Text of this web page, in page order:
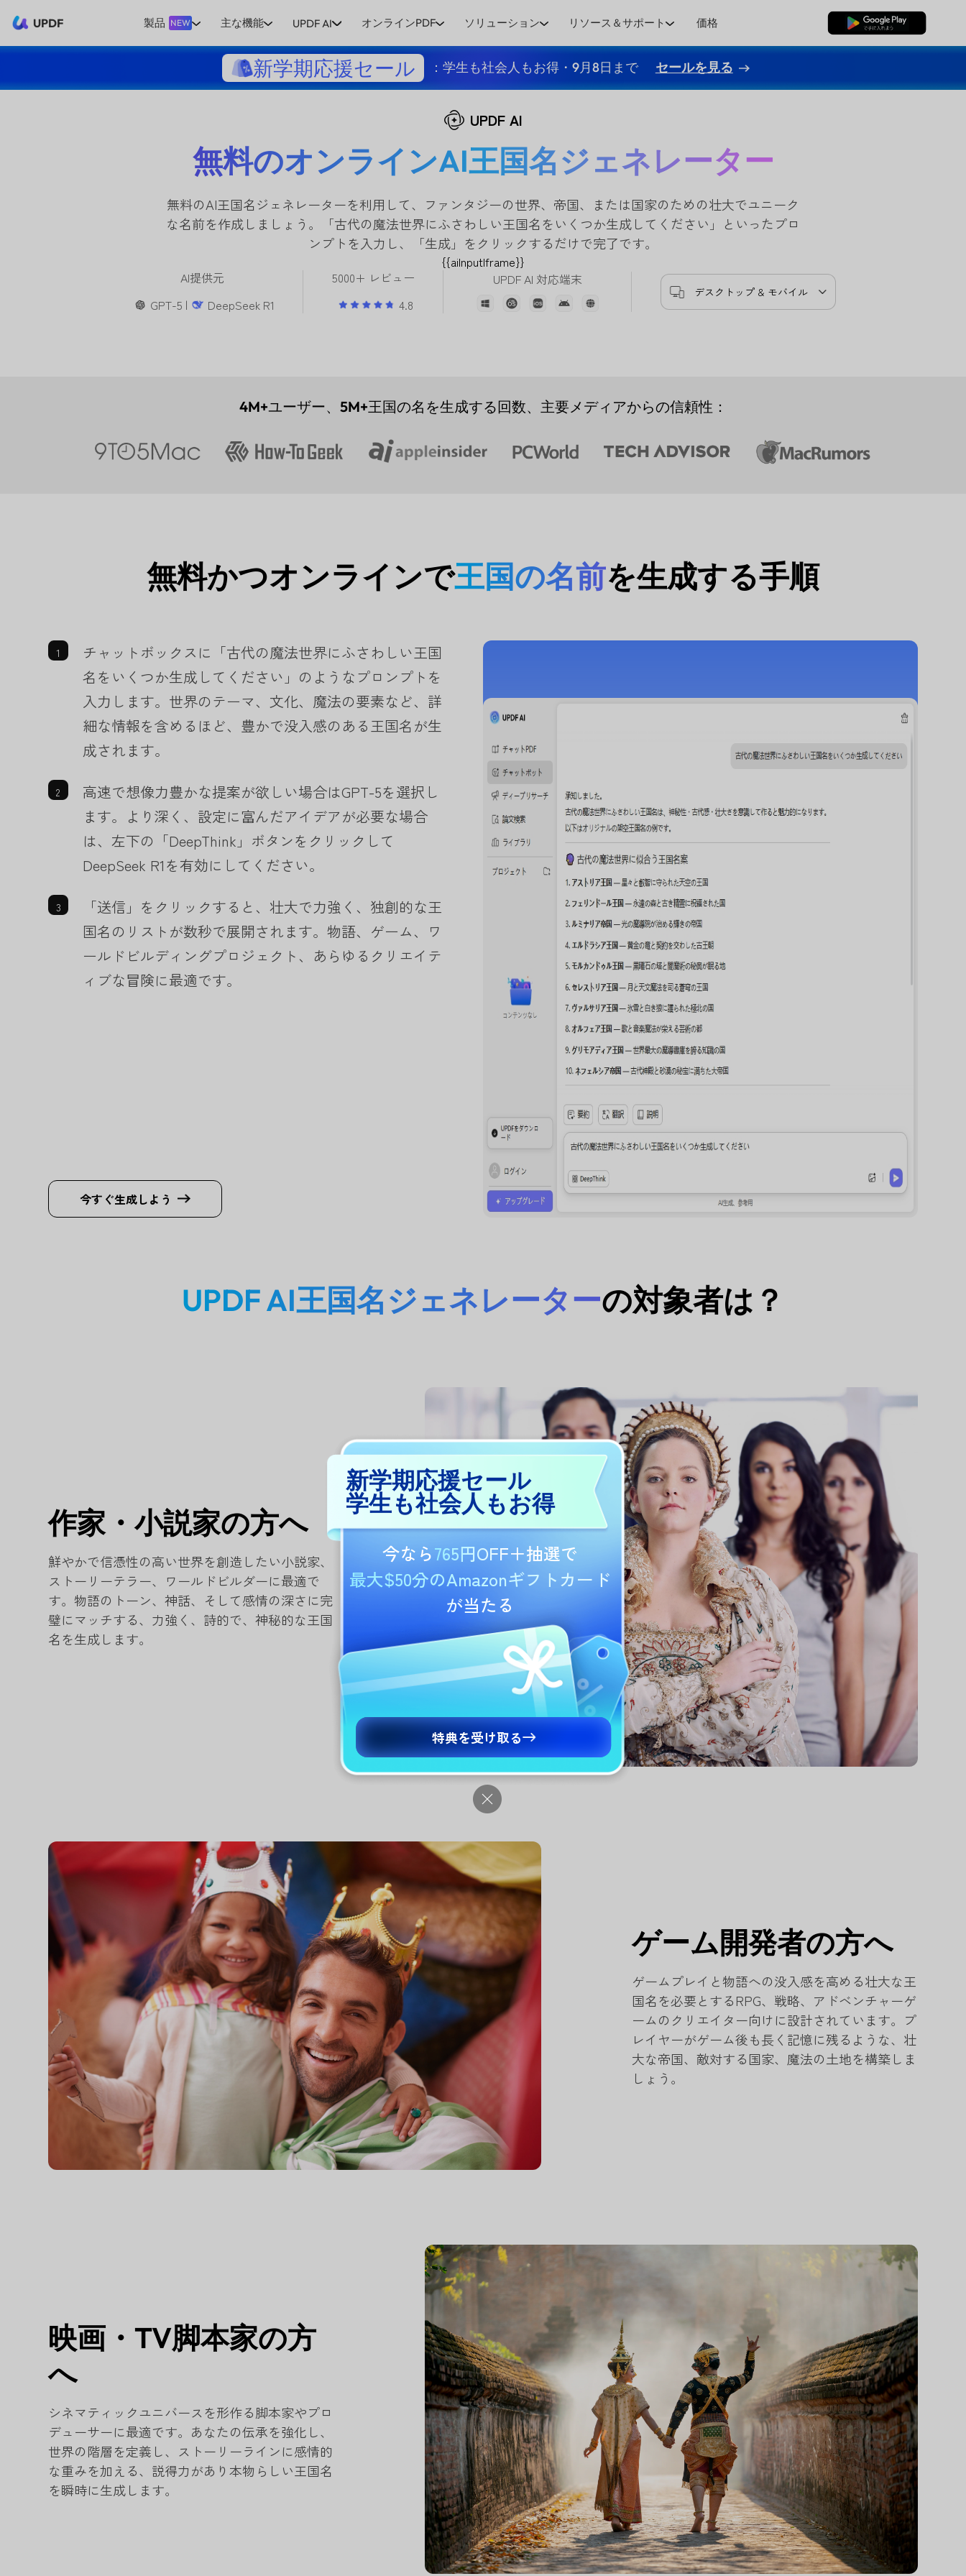
UPDF 製品 NEW 主な機能 UPDF AI オンラインPDF ソリューション リソース＆サポート 価格 無料ダウンロード
新学期応援セール ：学生も社会人もお得・9月8日まで セールを見る
UPDF AI
無料のオンラインAI王国名ジェネレーター
無料のAI王国名ジェネレーターを利用して、ファンタジーの世界、帝国、または国家のための壮大でユニーク
な名前を作成しましょう。「古代の魔法世界にふさわしい王国名をいくつか生成してください」といったプロ
ンプトを入力し、「生成」をクリックするだけで完了です。
{{aiInputIframe}}
AI提供元
GPT-5 |
DeepSeek R1
5000+ レビュー
4.8
UPDF AI 対応端末
デスクトップ & モバイル
4M+ユーザー、 5M+王国の名を生成する回数、主要メディアからの信頼性：
無料かつオンラインで王国の名前を生成する手順
チャットボックスに「古代の魔法世界にふさわしい王国
名をいくつか生成してください」のようなプロンプトを
入力します。世界のテーマ、文化、魔法の要素など、詳
細な情報を含めるほど、豊かで没入感のある王国名が生
成されます。
高速で想像力豊かな提案が欲しい場合はGPT-5を選択し
ます。より深く、設定に富んだアイデアが必要な場合
は、左下の「DeepThink」ボタンをクリックして
DeepSeek R1を有効にしてください。
「送信」をクリックすると、壮大で力強く、独創的な王
国名のリストが数秒で展開されます。物語、ゲーム、ワ
ールドビルディングプロジェクト、あらゆるクリエイテ
ィブな冒険に最適です。
今すぐ生成しよう
UPDF AI王国名ジェネレーターの対象者は？
作家・小説家の方へ
鮮やかで信憑性の高い世界を創造したい小説家、
ストーリーテラー、ワールドビルダーに最適で
す。物語のトーン、神話、そして感情の深さに完
璧にマッチする、力強く、詩的で、神秘的な王国
名を生成します。
ゲーム開発者の方へ
ゲームプレイと物語への没入感を高める壮大な王
国名を必要とするRPG、戦略、アドベンチャーゲ
ームのクリエイター向けに設計されています。プ
レイヤーがゲーム後も長く記憶に残るような、壮
大な帝国、敵対する国家、魔法の土地を構築しま
しょう。
映画・TV脚本家の方
へ
シネマティックユニバースを形作る脚本家やプロ
デューサーに最適です。あなたの伝承を強化し、
世界の階層を定義し、ストーリーラインに感情的
な重みを加える、説得力があり本物らしい王国名
を瞬時に生成します。
新学期応援セール
学生も社会人もお得
今なら765円OFF＋抽選で
最大$50分のAmazonギフトカード
が当たる
特典を受け取る